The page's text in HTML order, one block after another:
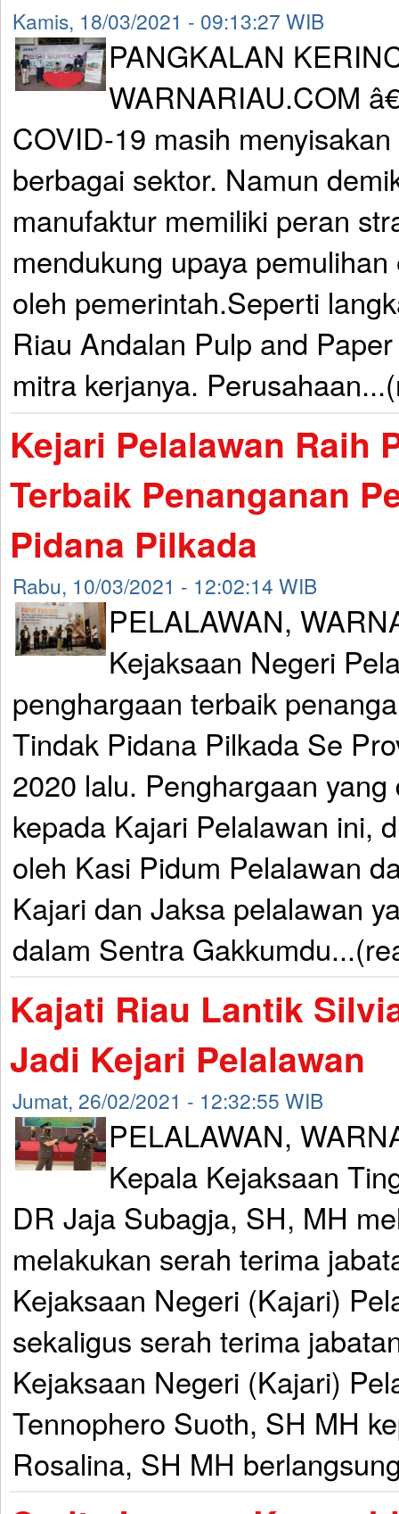
Kamis, 18/03/2021 - 09:13:27 WIB
PANGKALAN
WARNARIAU.COM
COVID-19 masih
berbagai sektor. Namun
manufaktur memiliki peran
mendukung upaya
oleh pemerintah.Seperti
Riau Andalan Pulp and
mitra kerjanya.
Kejari Pelalawan Raih
Terbaik Penanganan
Pidana Pilkada
Rabu, 10/03/2021 - 12:02:14 WIB
PELALAWAN,
Kejaksaan Negeri
penghargaan terbaik
Tindak Pidana Pilkada Se
2020 lalu. Penghargaan yang
kepada Kajari Pelalawan ini,
oleh Kasi Pidum Pelalawan
Kajari dan Jaksa pelalawan
dalam Sentra
Kajati Riau Lantik
Jadi Kejari Pelalawan
Jumat, 26/02/2021 - 12:32:55 WIB
PELALAWAN,
Kepala Kejaksaan
DR Jaja Subagja, SH, MH
melakukan serah terima
Kejaksaan Negeri (Kajari)
sekaligus serah terima
Kejaksaan Negeri (Kajari)
Tennophero Suoth, SH MH
Rosalina, SH MH